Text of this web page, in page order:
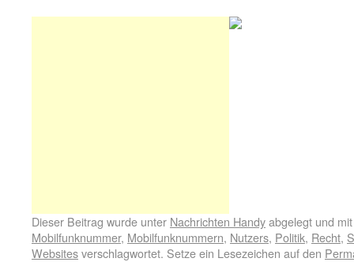
Dieser Beitrag wurde unter Nachrichten Handyabgelegt und
Mobilfunknummer, Mobilfunknummern, Nutzers, Politik, Recht,
Websitesverschlagwortet. Setze ein Lesezeichen auf den